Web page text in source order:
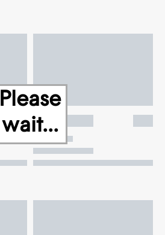
Please
wait...